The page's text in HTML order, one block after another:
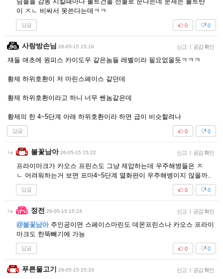
이 ㅈㄴ 비싸서 못쓴다는데ㅋㅋ
답글 0
0
사랑방손님 26-05-15 15:16 신고 | 공감 확인
쟤들 애초에 원피스 카이도우 같은놈들 레벨이라 필요없을듯ㅋㅋㅋ
황제 하위호환이 저 마린스페이스 같던데
황제 하위호환이라고 하니 너무 쎈놈같은데
황제의 한 4~5단계 아래 하위호환이라 하면 급이 비슷할려나
답글 0
0
불꽃남아 26-05-15 15:22 신고 | 공감 확인
프라이마크가 카오스 프린스도 그냥 제압하는데 우주해병들은 ㅈ
ㄴ 어려워하는거 보면 프마4~5단계 열화판이 우주해병이지 않을까..
답글 0
0
정전 26-05-15 15:24 신고 | 공감 확인
@불꽃남아 주인공이면 스페이스마린도 데몬프린스나 카오스 프라이
마크도 한뚝빼기에 가능
답글 0
0
푸른물고기 26-05-15 15:33 신고 | 공감 확인